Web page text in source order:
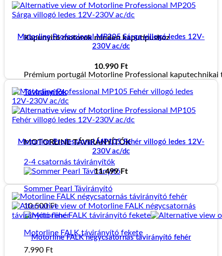
Kapunyitó motorok minden kaputípushoz
Prémium portugál Motorline Professional
Távirányítók
MOTORLINE TÁVIRÁNYÍTÓK
2-4 csatornás távirányítók
Sommer Pearl Távirányító
10.500Ft
Motorline FALK távirányító fekete
7.990 Ft
Motorline Professional MP205 Sárga villogó ledes 12V-
230V ac/dc
10.990 Ft
Motorline Professional MP105 Fehér villogó ledes 12V-
230V ac/dc
11.499Ft
Motorline FALK négycsatornás távirányító fehér